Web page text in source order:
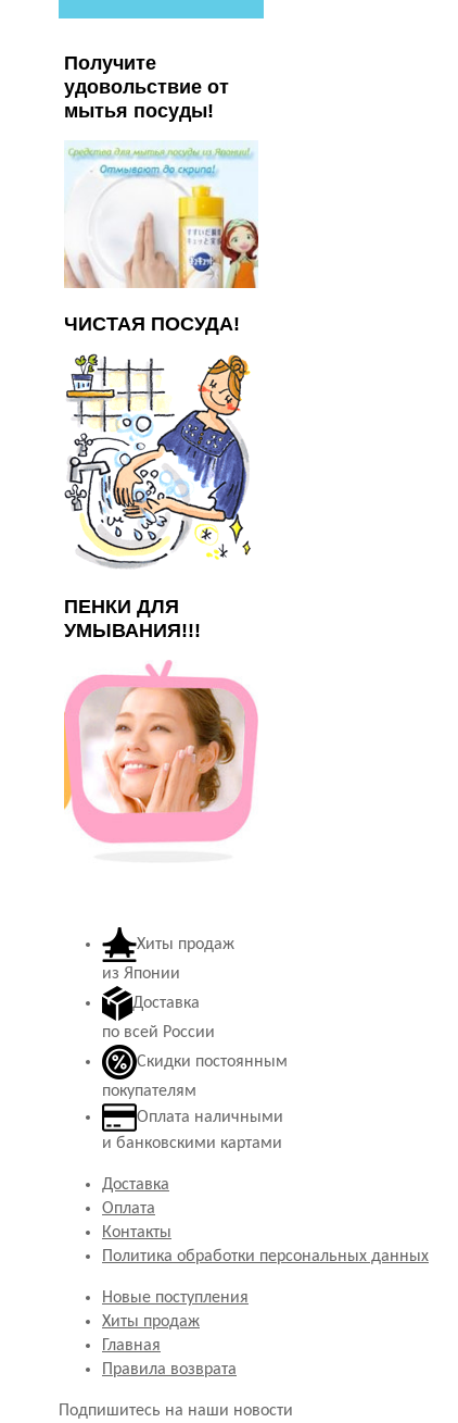
Получите
удовольствие от
мытья посуды!
ЧИСТАЯ ПОСУДА!
ПЕНКИ ДЛЯ
УМЫВАНИЯ!!!
Хиты продаж
из Японии
Доставка
по всей России
Скидки постоянным
покупателям
Оплата наличными
и банковскими картами
Доставка
Оплата
Контакты
Политика обработки персональных данных
Новые поступления
Хиты продаж
Главная
Правила возврата
Подпишитесь на наши новости